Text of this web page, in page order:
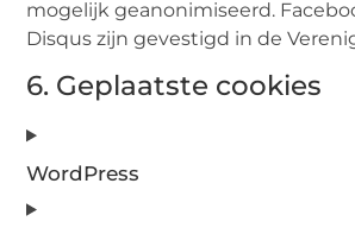
mogelijk geanonimiseerd.
Disqus zijn gevestigd in de
6. Geplaatste cookies
WordPress